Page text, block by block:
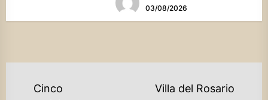
03/08/2026
NAVEGACIÓN
Cinco
Villa del Rosario